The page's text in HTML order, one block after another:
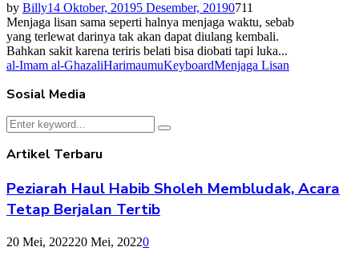
by Billy14 Oktober, 20195 Desember, 20190711
Menjaga lisan sama seperti halnya menjaga waktu, sebab
yang terlewat darinya tak akan dapat diulang kembali.
Bahkan sakit karena teriris belati bisa diobati tapi luka...
al-Imam al-GhazaliHarimaumuKeyboardMenjaga Lisan
Sosial Media
Search
for:
Search
Artikel Terbaru
Peziarah Haul Habib Sholeh Membludak, Acara
Tetap Berjalan Tertib
20 Mei, 202220 Mei, 20220